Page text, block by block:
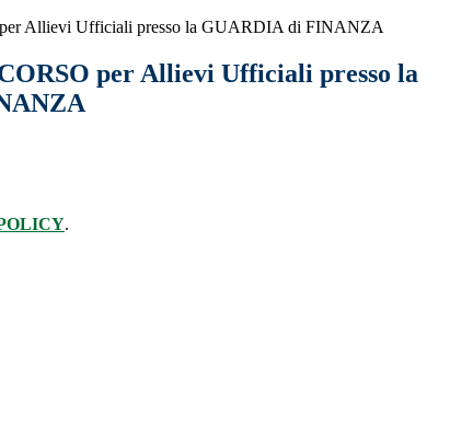
Allievi Ufficiali presso la GUARDIA di FINANZA
per Allievi Ufficiali presso la
.